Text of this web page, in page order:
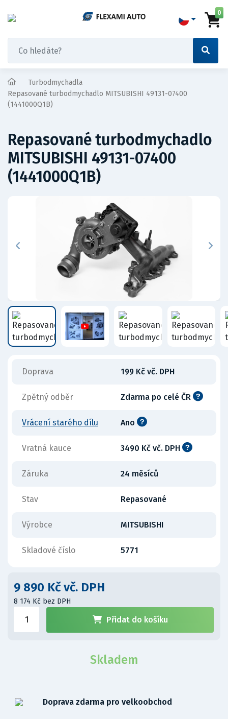
0
Turbodmychadla
Repasované turbodmychadlo MITSUBISHI 49131-07400
(1441000Q1B)
Repasované turbodmychadlo
MITSUBISHI 49131-07400
(1441000Q1B)
Doprava 199 Kč vč. DPH
Zpětný odběr Zdarma po celé ČR
Vrácení starého dílu Ano
Vratná kauce 3490 Kč vč. DPH
Záruka 24 měsíců
Stav Repasované
Výrobce MITSUBISHI
Skladové číslo 5771
9 890 Kč vč. DPH
8 174 Kč bez DPH
Přidat do košíku
Skladem
Doprava zdarma pro velkoobchod